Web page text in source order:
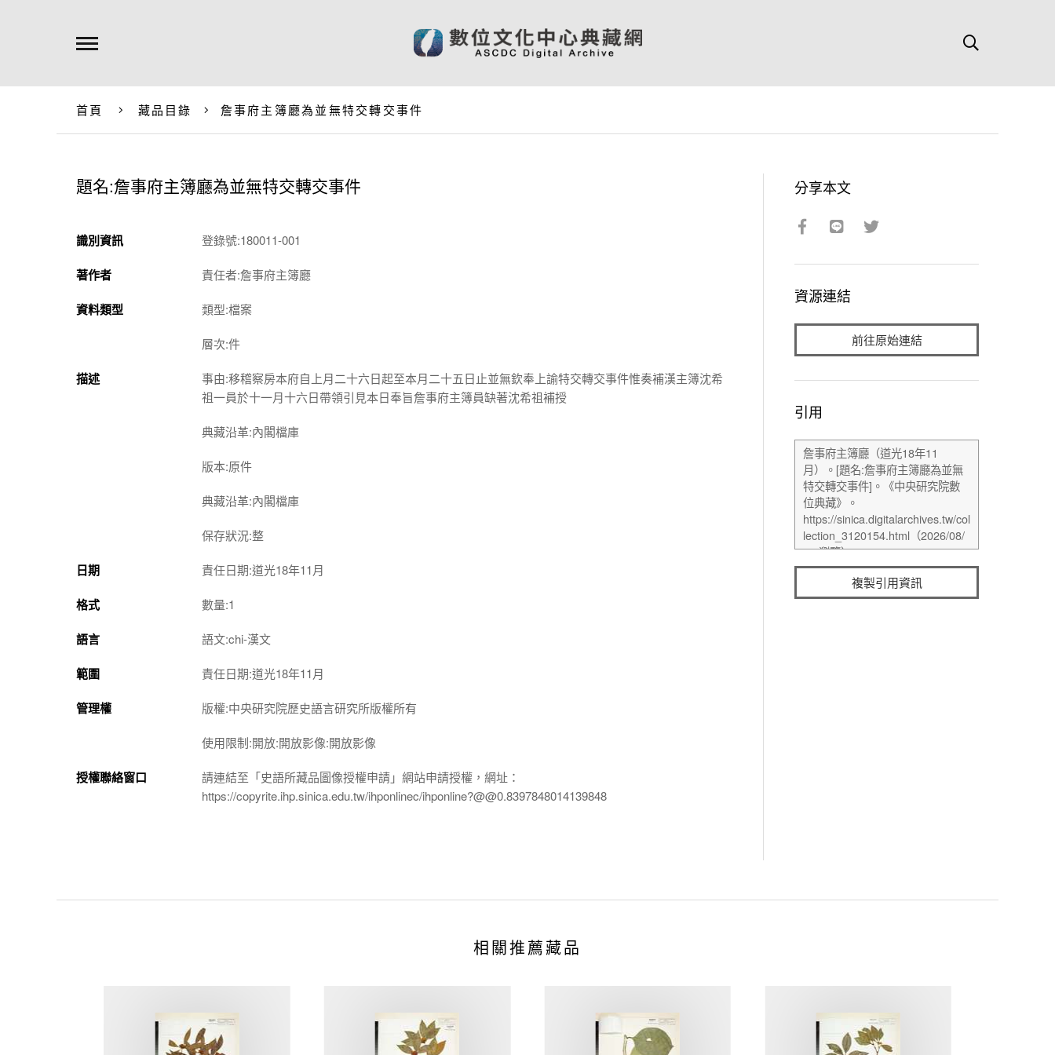
首頁 藏品目錄 詹事府主簿廳為並無特交轉交事件
題名:詹事府主簿廳為並無特交轉交事件
識別資訊 登錄號:180011-001
著作者 責任者:詹事府主簿廳
資料類型 類型:檔案
層次:件
描述
事由:移稽察房本府自上月二十六日起至本月二十五日止並無欽奉上諭特交轉交事件惟奏補漢主簿沈希
祖一員於十一月十六日帶領引見本日奉旨詹事府主簿員缺著沈希祖補授
典藏沿革:內閣檔庫
版本:原件
典藏沿革:內閣檔庫
保存狀況:整
日期 責任日期:道光18年11月
格式 數量:1
語言 語文:chi-漢文
範圍 責任日期:道光18年11月
管理權 版權:中央研究院歷史語言研究所版權所有
使用限制:開放:開放影像:開放影像
授權聯絡窗口
請連結至「史語所藏品圖像授權申請」網站申請授權，網址：
https://copyrite.ihp.sinica.edu.tw/ihponlinec/ihponline?@@0.8397848014139848
分享本文
資源連結
前往原始連結
引用
複製引用資訊
相關推薦藏品